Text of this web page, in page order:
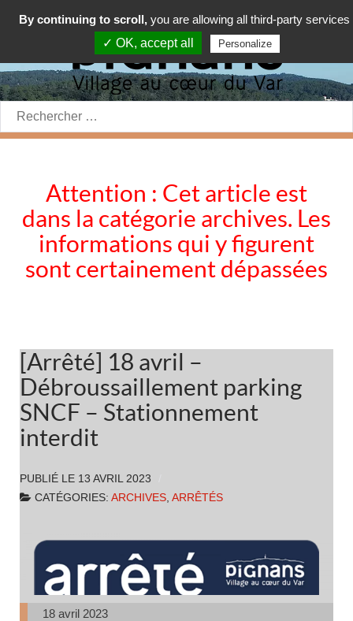
Rechercher:
Attention : Cet article est
dans la catégorie archives. Les
informations qui y figurent
sont certainement dépassées
[Arrêté] 18 avril –
Débroussaillement parking
SNCF – Stationnement
interdit
PUBLIÉ LE 13 AVRIL 2023
CATÉGORIES: ARCHIVES, ARRÊTÉS
18 avril 2023
By continuing to scroll, you are allowing all third-party services
✓ OK, accept all
Personalize